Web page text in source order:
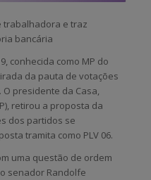
trabalhadora e traz
bancária
conhecida como MP do
da pauta de votações
presidente da Casa,
retirou a proposta da
dos partidos se
tramita como PLV 06.
uma questão de ordem
senador Randolfe